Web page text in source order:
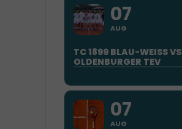
07
AUG
TC 1899 BLAU-WEISS VS
OLDENBURGER TEV
07
AUG